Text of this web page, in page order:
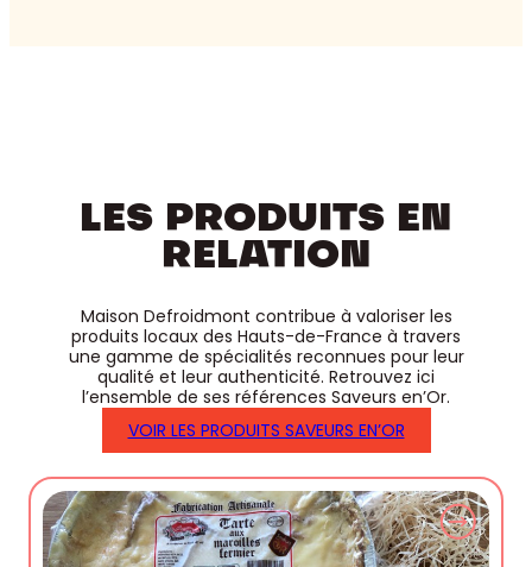
LES PRODUITS EN
RELATION
Maison Defroidmont contribue à valoriser les
produits locaux des Hauts-de-France à travers
une gamme de spécialités reconnues pour leur
qualité et leur authenticité. Retrouvez ici
l’ensemble de ses références Saveurs en’Or.
VOIR LES PRODUITS SAVEURS EN’OR